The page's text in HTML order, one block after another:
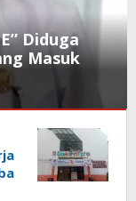
Diduga
Masuk